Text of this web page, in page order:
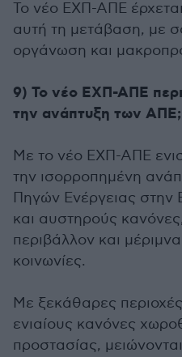
Το νέο ΕΧΠ-ΑΠΕ
αυτή τη μετάβαση, με
οργάνωση και
9) Το νέο ΕΧΠ-ΑΠΕ
την ανάπτυξη των ΑΠΕ;
Με το νέο ΕΧΠ-ΑΠΕ
την ισορροπημένη
Πηγών Ενέργειας στην
και αυστηρούς
περιβάλλον και μέριμνα
κοινωνίες.
Με ξεκάθαρες
ενιαίους κανόνες
προστασίας,